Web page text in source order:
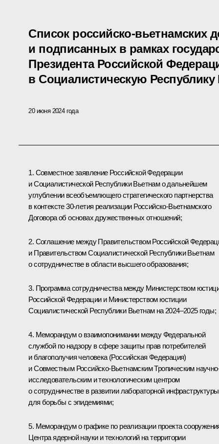
Список российско-вьетнамских
и подписанных в рамках
Президента Российской
в Социалистическую
20 июня 2024 года
1. Совместное заявление Российской Федерации
и Социалистической Республики Вьетнам о дальнейшем
углублении всеобъемлющего стратегического партнерства
в контексте 30-летия реализации Российско-Вьетнамского
Договора об основах дружественных отношений;
2. Соглашение между Правительством Российской
и Правительством Социалистической Республики Вьетнам
о сотрудничестве в области высшего образования;
3. Программа сотрудничества между Министерством
Российской Федерации и Министерством юстиции
Социалистической Республики Вьетнам на 2024–2025 годы;
4. Меморандум о взаимопонимании между Федеральной
службой по надзору в сфере защиты прав потребителей
и благополучия человека (Российская Федерация)
и Совместным Российско-Вьетнамским Тропическим
исследовательским и технологическим центром
о сотрудничестве в развитии лабораторной инфраструктуры
для борьбы с эпидемиями;
5. Меморандум о графике по реализации проекта
Центра ядерной науки и технологий на территории